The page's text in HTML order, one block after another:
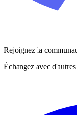
Rejoignez la
Échangez avec